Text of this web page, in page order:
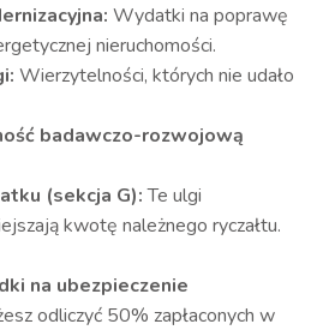
Wydatki na poprawę
nieruchomości.
Wierzytelności, których nie udało
badawczo-rozwojową
(sekcja G):Te ulgi
kwotę należnego ryczałtu.
na ubezpieczenie
odliczyć 50% zapłaconych w